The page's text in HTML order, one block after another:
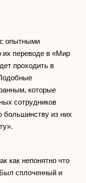
опытными
их переводе в «Мир
проходить в
которые
сотрудников
большинству из них
как непонятно что
сплоченный и